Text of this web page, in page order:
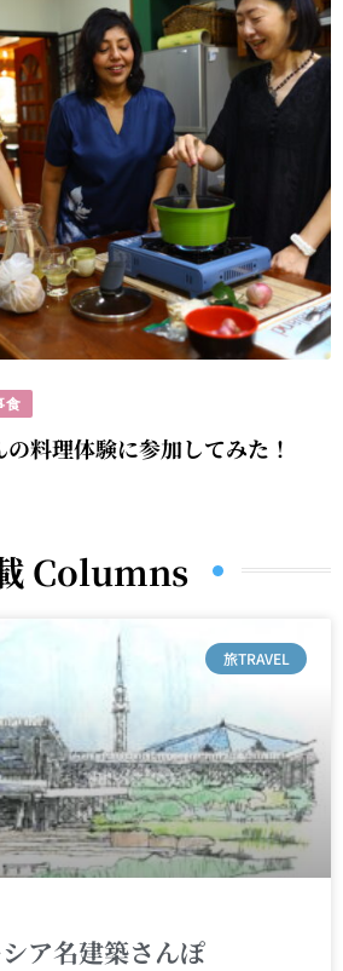
食
料理体験に参加してみた！
Columns
旅TRAVEL
ア名建築さんぽ